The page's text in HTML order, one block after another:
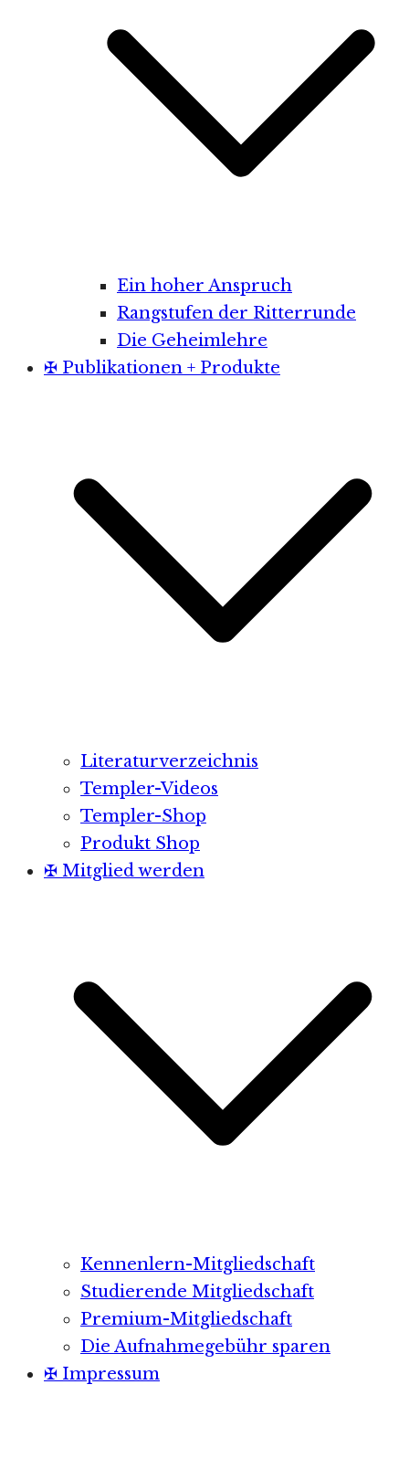
Ein hoher Anspruch
Rangstufen der Ritterrunde
Die Geheimlehre
✠ Publikationen + Produkte
Literaturverzeichnis
Templer-Videos
Templer-Shop
Produkt Shop
✠ Mitglied werden
Kennenlern-Mitgliedschaft
Studierende Mitgliedschaft
Premium-Mitgliedschaft
Die Aufnahmegebühr sparen
✠ Impressum